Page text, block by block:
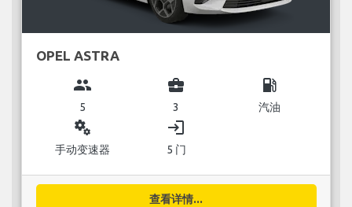
OPEL ASTRA
group
5
business_center
3
local_gas_station
汽油
miscellaneous_services
手动变速器
login
5 门
查看详情...